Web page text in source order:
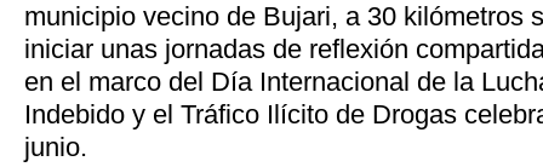
municipio vecino de Bujari, a 30 kilómetros
iniciar unas jornadas de reflexión
en el marco del Día Internacional de la
Indebido y el Tráfico Ilícito de Drogas
junio.